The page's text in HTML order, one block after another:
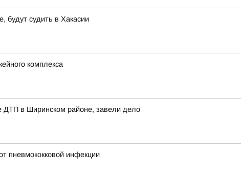
будут судить в Хакасии
комплекса
ДТП в Ширинском районе, завели дело
пневмококковой инфекции